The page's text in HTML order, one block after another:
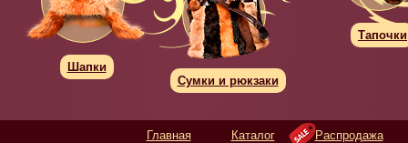
Шапки
Сумки и рюкзаки
Тапочки
Главная Каталог Распродажа